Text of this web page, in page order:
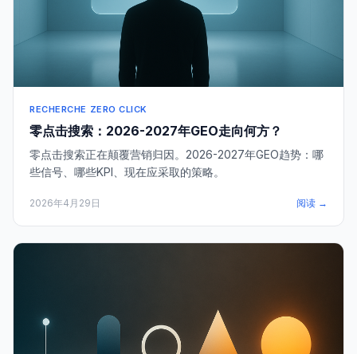
RECHERCHE ZERO CLICK
零点击搜索：2026-2027年GEO走向何方？
零点击搜索正在颠覆营销归因。2026-2027年GEO趋势：哪
些信号、哪些KPI、现在应采取的策略。
2026年4月29日 阅读 →